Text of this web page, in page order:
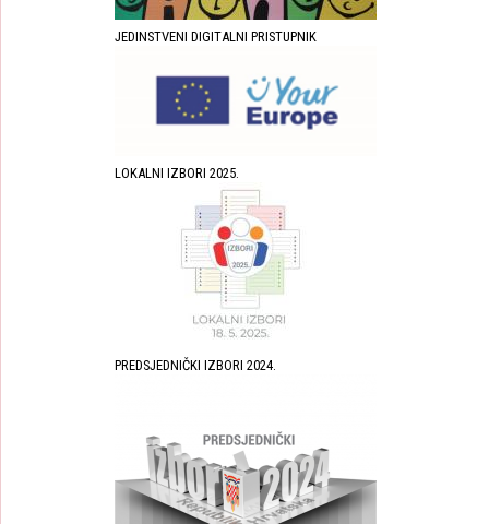
JEDINSTVENI DIGITALNI PRISTUPNIK
LOKALNI IZBORI 2025.
PREDSJEDNIČKI IZBORI 2024.